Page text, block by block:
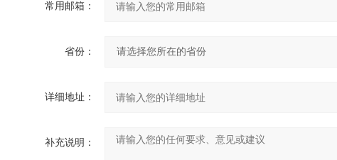
常用邮箱：
省份：
详细地址：
补充说明：